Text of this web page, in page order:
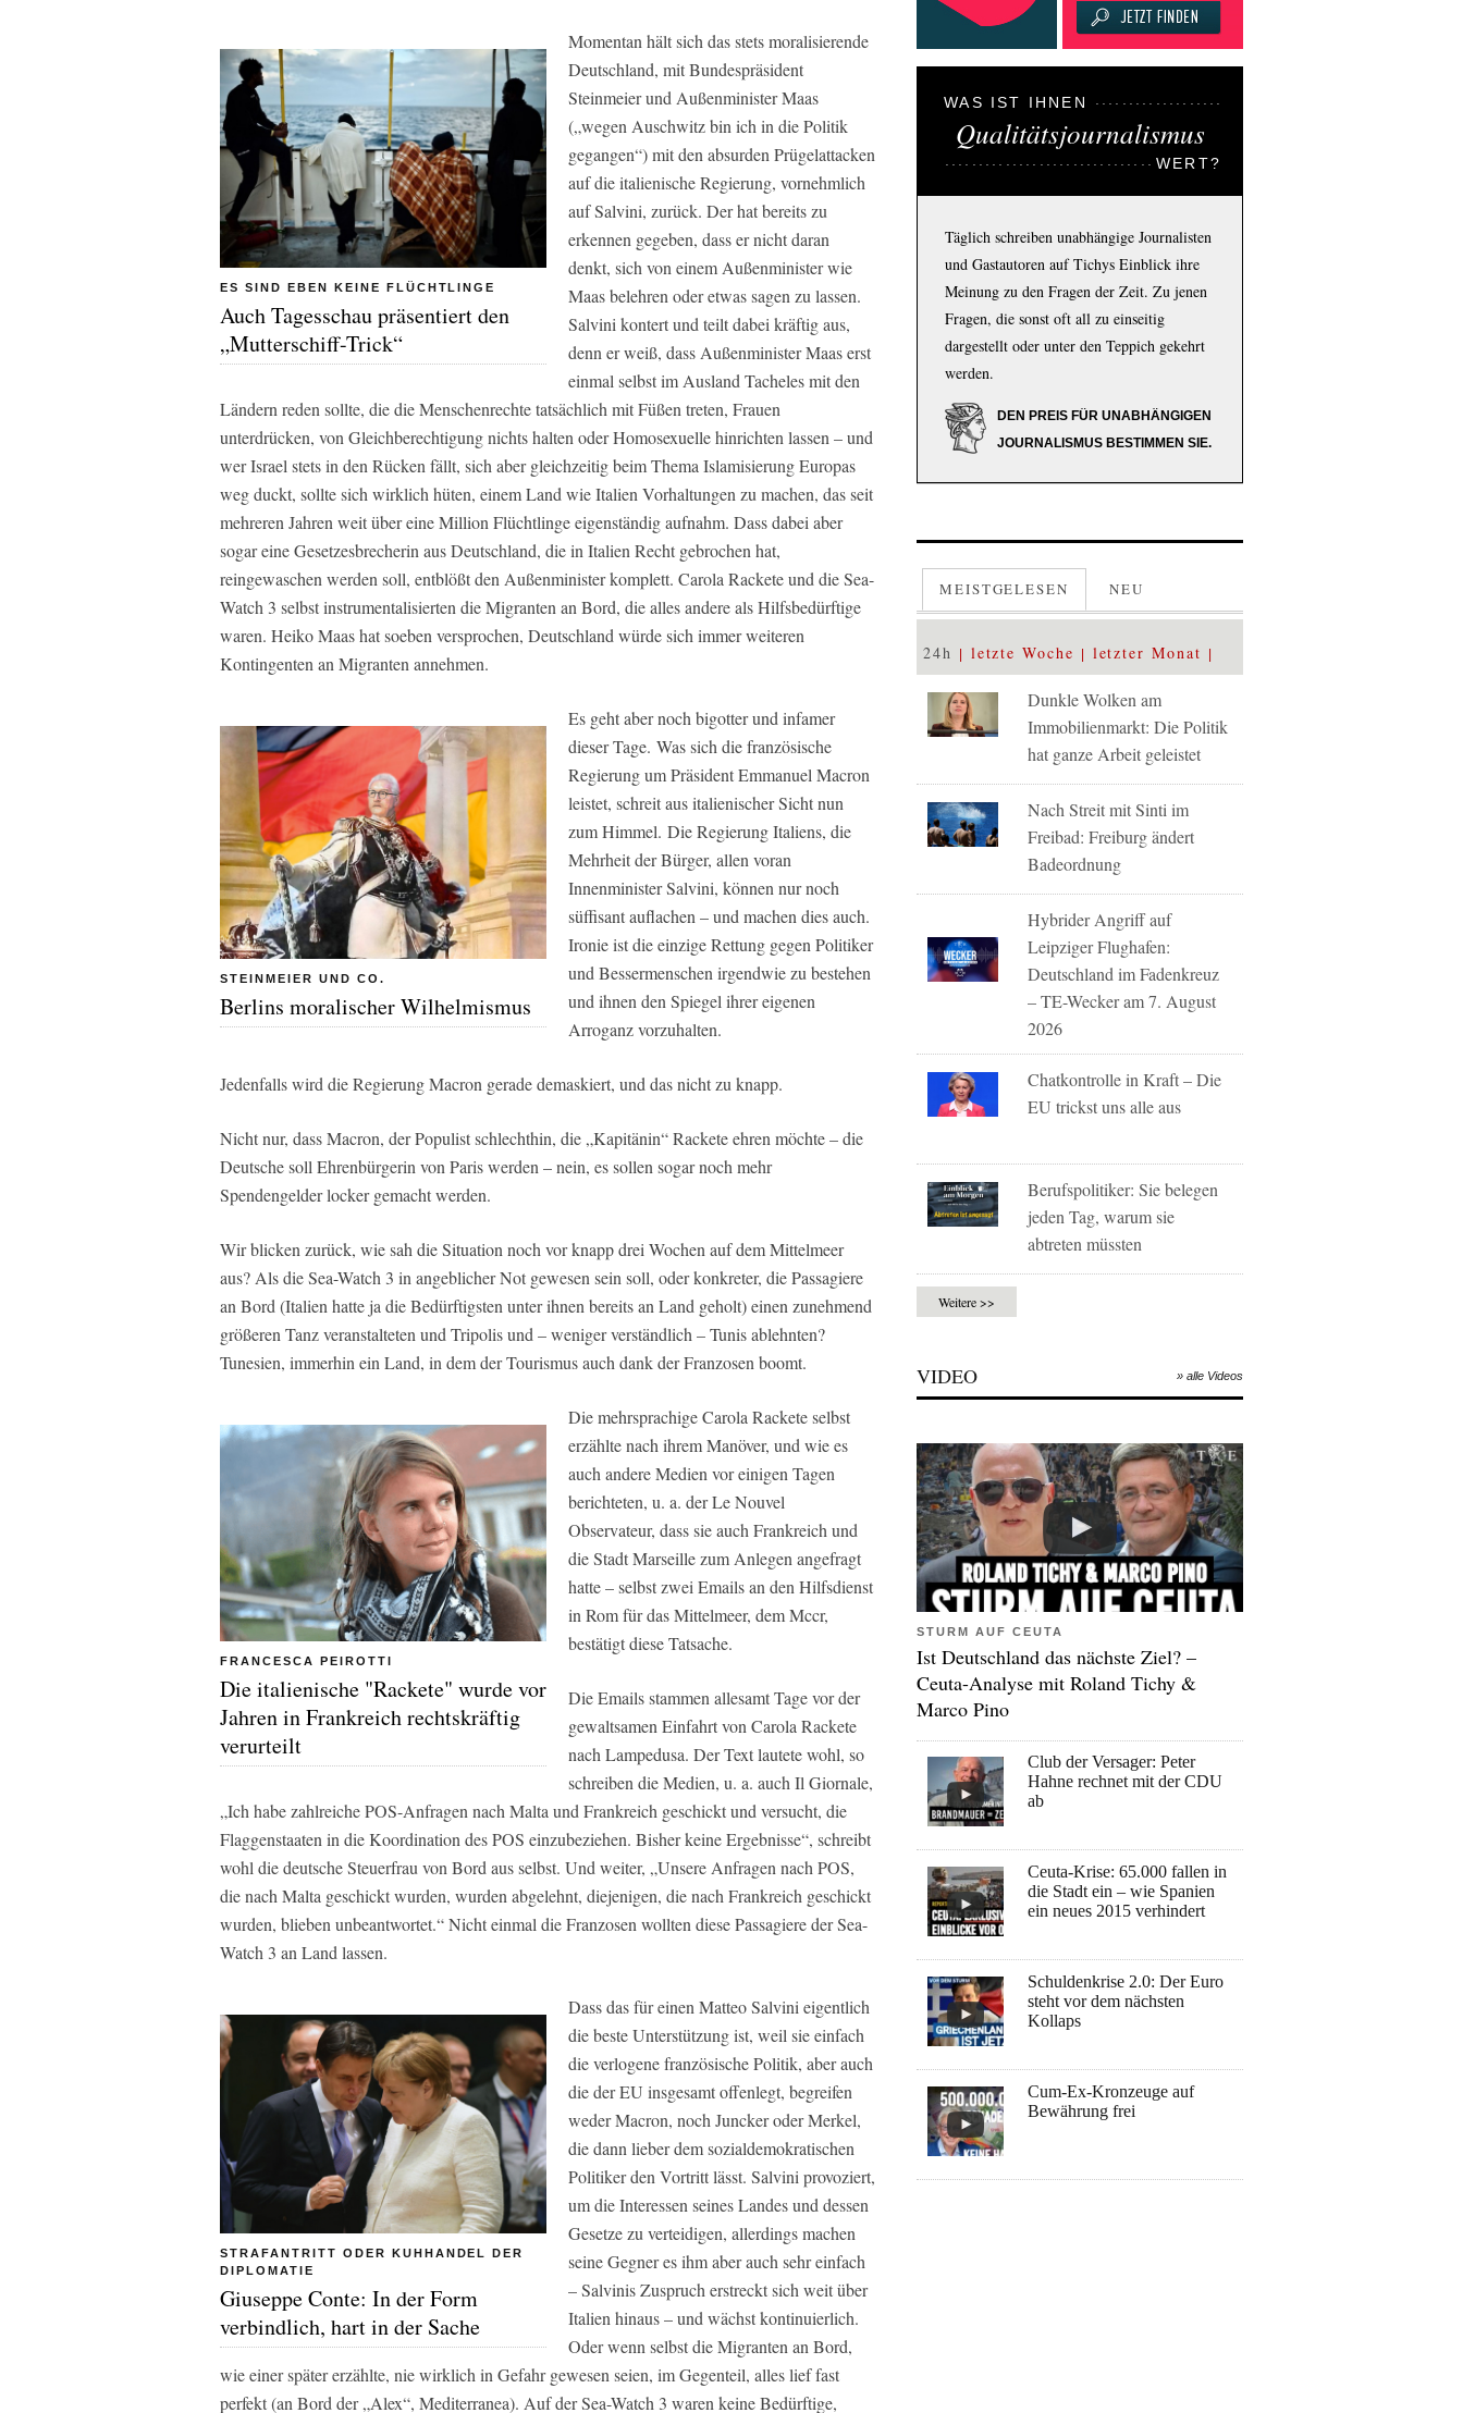
ES SIND EBEN KEINE FLÜCHTLINGE
Auch Tagesschau präsentiert den
„Mutterschiff-Trick“
Momentan hält sich das stets moralisierende
Deutschland, mit Bundespräsident
Steinmeier und Außenminister Maas
(„wegen Auschwitz bin ich in die Politik
gegangen“) mit den absurden Prügelattacken
auf die italienische Regierung, vornehmlich
auf Salvini, zurück. Der hat bereits zu
erkennen gegeben, dass er nicht daran
denkt, sich von einem Außenminister wie
Maas belehren oder etwas sagen zu lassen.
Salvini kontert und teilt dabei kräftig aus,
denn er weiß, dass Außenminister Maas erst
einmal selbst im Ausland Tacheles mit den
Ländern reden sollte, die die Menschenrechte tatsächlich mit Füßen treten, Frauen
unterdrücken, von Gleichberechtigung nichts halten oder Homosexuelle hinrichten lassen – und
wer Israel stets in den Rücken fällt, sich aber gleichzeitig beim Thema Islamisierung Europas
weg duckt, sollte sich wirklich hüten, einem Land wie Italien Vorhaltungen zu machen, das seit
mehreren Jahren weit über eine Million Flüchtlinge eigenständig aufnahm. Dass dabei aber
sogar eine Gesetzesbrecherin aus Deutschland, die in Italien Recht gebrochen hat,
reingewaschen werden soll, entblößt den Außenminister komplett. Carola Rackete und die Sea-
Watch 3 selbst instrumentalisierten die Migranten an Bord, die alles andere als Hilfsbedürftige
waren. Heiko Maas hat soeben versprochen, Deutschland würde sich immer weiteren
Kontingenten an Migranten annehmen.
STEINMEIER UND CO.
Berlins moralischer Wilhelmismus
Es geht aber noch bigotter und infamer
dieser Tage. Was sich die französische
Regierung um Präsident Emmanuel Macron
leistet, schreit aus italienischer Sicht nun
zum Himmel. Die Regierung Italiens, die
Mehrheit der Bürger, allen voran
Innenminister Salvini, können nur noch
süffisant auflachen – und machen dies auch.
Ironie ist die einzige Rettung gegen Politiker
und Bessermenschen irgendwie zu bestehen
und ihnen den Spiegel ihrer eigenen
Arroganz vorzuhalten.
Jedenfalls wird die Regierung Macron gerade demaskiert, und das nicht zu knapp.
Nicht nur, dass Macron, der Populist schlechthin, die „Kapitänin“ Rackete ehren möchte – die
Deutsche soll Ehrenbürgerin von Paris werden – nein, es sollen sogar noch mehr
Spendengelder locker gemacht werden.
Wir blicken zurück, wie sah die Situation noch vor knapp drei Wochen auf dem Mittelmeer
aus? Als die Sea-Watch 3 in angeblicher Not gewesen sein soll, oder konkreter, die Passagiere
an Bord (Italien hatte ja die Bedürftigsten unter ihnen bereits an Land geholt) einen zunehmend
größeren Tanz veranstalteten und Tripolis und – weniger verständlich – Tunis ablehnten?
Tunesien, immerhin ein Land, in dem der Tourismus auch dank der Franzosen boomt.
FRANCESCA PEIROTTI
Die italienische "Rackete" wurde vor
Jahren in Frankreich rechtskräftig
verurteilt
Die mehrsprachige Carola Rackete selbst
erzählte nach ihrem Manöver, und wie es
auch andere Medien vor einigen Tagen
berichteten, u. a. der Le Nouvel
Observateur, dass sie auch Frankreich und
die Stadt Marseille zum Anlegen angefragt
hatte – selbst zwei Emails an den Hilfsdienst
in Rom für das Mittelmeer, dem Mccr,
bestätigt diese Tatsache.
Die Emails stammen allesamt Tage vor der
gewaltsamen Einfahrt von Carola Rackete
nach Lampedusa. Der Text lautete wohl, so
schreiben die Medien, u. a. auch Il Giornale,
„Ich habe zahlreiche POS-Anfragen nach Malta und Frankreich geschickt und versucht, die
Flaggenstaaten in die Koordination des POS einzubeziehen. Bisher keine Ergebnisse“, schreibt
wohl die deutsche Steuerfrau von Bord aus selbst. Und weiter, „Unsere Anfragen nach POS,
die nach Malta geschickt wurden, wurden abgelehnt, diejenigen, die nach Frankreich geschickt
wurden, blieben unbeantwortet.“ Nicht einmal die Franzosen wollten diese Passagiere der Sea-
Watch 3 an Land lassen.
STRAFANTRITT ODER KUHHANDEL DER
DIPLOMATIE
Giuseppe Conte: In der Form
verbindlich, hart in der Sache
Dass das für einen Matteo Salvini eigentlich
die beste Unterstützung ist, weil sie einfach
die verlogene französische Politik, aber auch
die der EU insgesamt offenlegt, begreifen
weder Macron, noch Juncker oder Merkel,
die dann lieber dem sozialdemokratischen
Politiker den Vortritt lässt. Salvini provoziert,
um die Interessen seines Landes und dessen
Gesetze zu verteidigen, allerdings machen
seine Gegner es ihm aber auch sehr einfach
– Salvinis Zuspruch erstreckt sich weit über
Italien hinaus – und wächst kontinuierlich.
Oder wenn selbst die Migranten an Bord,
wie einer später erzählte, nie wirklich in Gefahr gewesen seien, im Gegenteil, alles lief fast
perfekt (an Bord der „Alex“, Mediterranea). Auf der Sea-Watch 3 waren keine Bedürftige,
WAS IST IHNEN
Qualitätsjournalismus
WERT?
Täglich schreiben unabhängige Journalisten
und Gastautoren auf Tichys Einblick ihre
Meinung zu den Fragen der Zeit. Zu jenen
Fragen, die sonst oft all zu einseitig
dargestellt oder unter den Teppich gekehrt
werden.
DEN PREIS FÜR UNABHÄNGIGEN
JOURNALISMUS BESTIMMEN SIE.
MEISTGELESEN NEU
24h letzte Woche letzter Monat
Dunkle Wolken am
Immobilienmarkt: Die Politik
hat ganze Arbeit geleistet
Nach Streit mit Sinti im
Freibad: Freiburg ändert
Badeordnung
Hybrider Angriff auf
Leipziger Flughafen:
Deutschland im Fadenkreuz
– TE-Wecker am 7. August
2026
Chatkontrolle in Kraft – Die
EU trickst uns alle aus
Berufspolitiker: Sie belegen
jeden Tag, warum sie
abtreten müssten
Weitere >>
VIDEO » alle Videos
STURM AUF CEUTA
Ist Deutschland das nächste Ziel? –
Ceuta-Analyse mit Roland Tichy &
Marco Pino
Club der Versager: Peter
Hahne rechnet mit der CDU
ab
Ceuta-Krise: 65.000 fallen in
die Stadt ein – wie Spanien
ein neues 2015 verhindert
Schuldenkrise 2.0: Der Euro
steht vor dem nächsten
Kollaps
Cum-Ex-Kronzeuge auf
Bewährung frei